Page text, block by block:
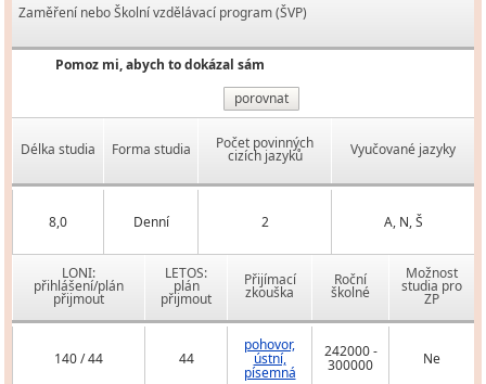
Zaměření nebo Školní vzdělávací program (ŠVP)
Pomoz mi, abych to dokázal sám
porovnat
Délka studia Forma studia Počet povinných
cizích jazyků Vyučované jazyky
8,0 Denní 2 A, N, Š
LONI:
přihlášení/plán
přijmout
LETOS:
plán
přijmout
Přijímací
zkouška
Roční
školné
Možnost
studia pro
ZP
140 / 44 44
pohovor,
ústní,
písemná
242000 -
300000 Ne